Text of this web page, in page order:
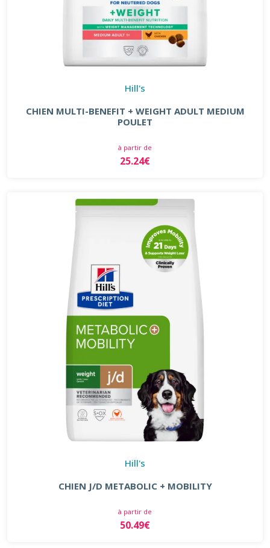
Hill's
CHIEN MULTI-BENEFIT + WEIGHT ADULT MEDIUM
POULET
à partir de
25.24€
Hill's
CHIEN J/D METABOLIC + MOBILITY
à partir de
50.49€